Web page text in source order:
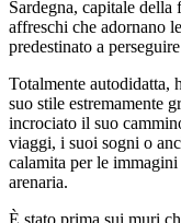
Sardegna, capitale della
affreschi che adornano
predestinato a
Totalmente autodidatta,
suo stile estremamente
incrociato il suo
viaggi, i suoi sogni o
calamita per le
arenaria.